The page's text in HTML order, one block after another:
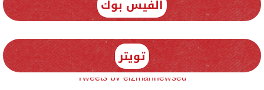
الفيس بوك
تويتر
Tweets by elzmannewseg